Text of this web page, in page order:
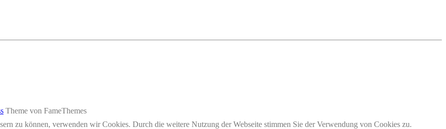
Theme von FameThemes
zu können, verwenden wir Cookies. Durch die weitere Nutzung der Webseite stimmen Sie der Verwendung von Cookies zu.